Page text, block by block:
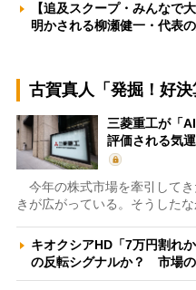
【追及スクープ・みんなで
明かされる柳瀬健一・代表
古賀真人「発掘！好決
三菱重工が「
評価される気
今年の株式市場を牽引して
きが広がっている。そうした
キオクシアHD「7万円割れ
の反転シグナルか？ 市場